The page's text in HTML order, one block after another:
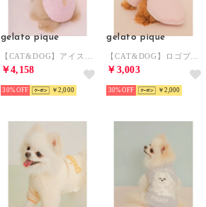
gelato pique
￥4,158
30% ￥2,000
gelato pique
￥3,003
30% ￥2,000